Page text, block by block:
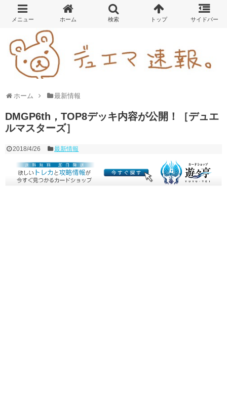
ホーム 最新情報
DMGP6th，TOP8デッキ内容が公開！［デュエ
ルマスターズ］
2018/4/26 最新情報